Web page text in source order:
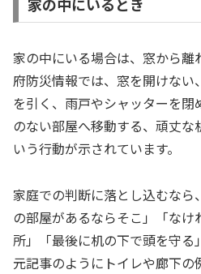
家の中にいる場合は、窓から離
府防災情報では、窓を開けな
を引く、雨戸やシャッターを
のない部屋へ移動する、頑丈な
いう行動が示されています。
家庭での判断に落とし込むなら
の部屋があるならそこ」「な
所」「最後に机の下で頭を守る
元記事のようにトイレや廊下